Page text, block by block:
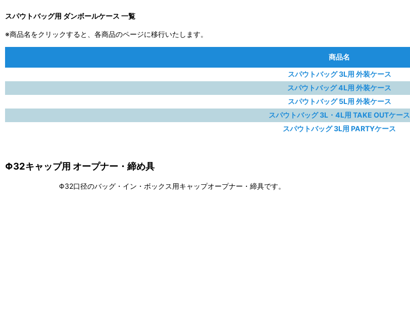
スパウトバッグ用 ダンボールケース 一覧
※商品名をクリックすると、各商品のページに移行いたします。
商品名
スパウトバッグ 3L用 外装ケース
スパウトバッグ 4L用 外装ケース
スパウトバッグ 5L用 外装ケース
スパウトバッグ 3L・4L用 TAKE OUTケース
スパウトバッグ 3L用 PARTYケース
Φ32キャップ用 オープナー・締め具
Φ32口径のバッグ・イン・ボックス用キャップオープナー・締具です。